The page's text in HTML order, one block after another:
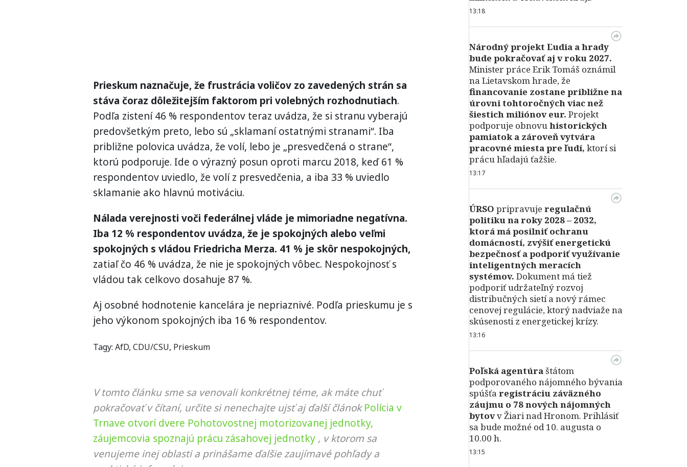
Prieskum naznačuje, že frustrácia voličov zo zavedených strán sa
stáva čoraz dôležitejším faktorom pri volebných rozhodnutiach.
Podľa zistení 46 % respondentov teraz uvádza, že si stranu vyberajú
predovšetkým preto, lebo sú „sklamaní ostatnými stranami“. Iba
približne polovica uvádza, že volí, lebo je „presvedčená o strane“,
ktorú podporuje. Ide o výrazný posun oproti marcu 2018, keď 61 %
respondentov uviedlo, že volí z presvedčenia, a iba 33 % uviedlo
sklamanie ako hlavnú motiváciu.
Nálada verejnosti voči federálnej vláde je mimoriadne negatívna.
Iba 12 % respondentov uvádza, že je spokojných alebo veľmi
spokojných s vládou Friedricha Merza. 41 % je skôr nespokojných,
zatiaľ čo 46 % uvádza, že nie je spokojných vôbec. Nespokojnosť s
vládou tak celkovo dosahuje 87 %.
Aj osobné hodnotenie kancelára je nepriaznivé. Podľa prieskumu je s
jeho výkonom spokojných iba 16 % respondentov.
Tagy: AfD, CDU/CSU, Prieskum
V tomto článku sme sa venovali konkrétnej téme, ak máte chuť
pokračovať v čítaní, určite si nenechajte ujsť aj ďalší článok Polícia v
Trnave otvorí dvere Pohotovostnej motorizovanej jednotky,
záujemcovia spoznajú prácu zásahovej jednotky , v ktorom sa
venujeme inej oblasti a prinášame ďalšie zaujímavé pohľady a
13:18
Národný projekt Ľudia a hrady
bude pokračovať aj v roku 2027.
Minister práce Erik Tomáš oznámil
na Lietavskom hrade, že
financovanie zostane približne na
úrovni tohtoročných viac než
šiestich miliónov eur. Projekt
podporuje obnovuhistorických
pamiatok a zároveň vytvára
pracovné miesta pre ľudí, ktorí si
prácu hľadajú ťažšie.
13:17
ÚRSO pripravuje regulačnú
politiku na roky 2028 – 2032,
ktorá má posilniť ochranu
domácností, zvýšiť energetickú
bezpečnosť a podporiť využívanie
inteligentných meracích
systémov. Dokument má tiež
podporiť udržateľný rozvoj
distribučných sietí a nový rámec
cenovej regulácie, ktorý nadviaže na
skúsenosti z energetickej krízy.
13:16
Poľská agentúraštátom
podporovaného nájomného bývania
spúšťa registráciu záväzného
záujmu o 78 nových nájomných
bytovv Žiari nad Hronom. Prihlásiť
sa bude možné od 10. augusta o
10.00 h.
13:15